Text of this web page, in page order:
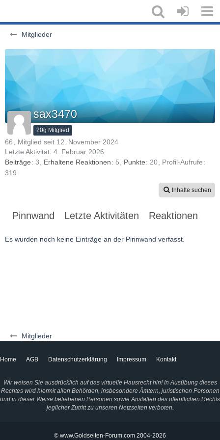
Mitglieder
Mitglieder
sax3470
20g Mitglied
66
Mitglied seit 12. November 2024
Letzte Aktivität: 4. Februar 2026
Beiträge
3 Erhaltene Reaktionen 5 Punkte 20
Profil-Aufrufe
319
Inhalte suchen
Pinnwand Letzte Aktivitäten Reaktionen
Es wurden noch keine Einträge an der Pinnwand verfasst.
Home AGB Datenschutzerklärung Impressum Kontakt
Wir weisen Sie ausdrücklich auf das virtuelle Hausrecht hin! In Ausübung dieses
Rechtes wird hiermit allen Behörden, insbesondere Ämtern, juristischen Personen
und in dieser Weise beliehenen Personen sowie Anstalten des öffentlichen Rechts
jeglicher Zutritt zu unseren Netzseiten verboten.
© www.Goldseiten-Forum.com 2004-2026